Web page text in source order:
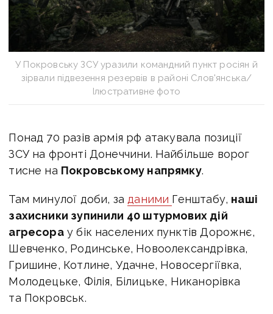
У Покровську ЗСУ уразили командний пункт росіян й
зірвали підвезення резервів в районі Слов'янська/
Ілюстративне фото
Понад 70 разів армія рф атакувала позиції
ЗСУ на фронті Донеччини. Найбільше ворог
тисне на Покровському напрямку.
Там минулої доби, за даними Генштабу, наші
захисники зупинили 40 штурмових дій
агресорау бік населених пунктів Дорожнє,
Шевченко, Родинське, Новоолександрівка,
Гришине, Котлине, Удачне, Новосергіївка,
Молодецьке, Філія, Білицьке, Никанорівка
та Покровськ.